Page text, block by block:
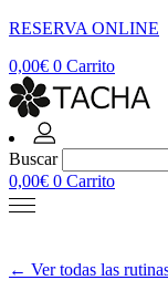
RESERVA ONLINE
0,00€ 0 Carrito
Buscar
0,00€ 0 Carrito
← Ver todas las